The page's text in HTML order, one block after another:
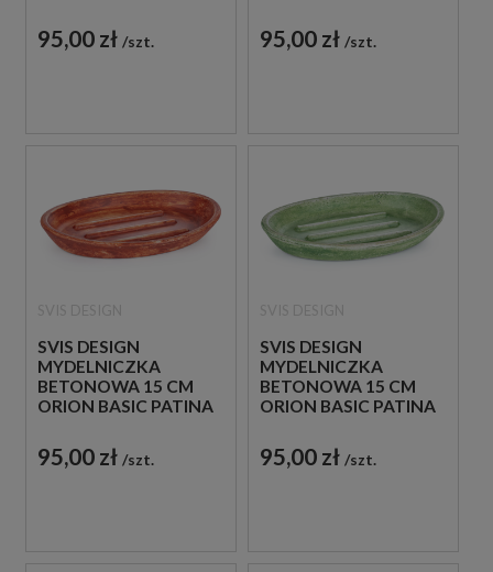
NIEBIESKA
95,00 zł szt. 95,00 zł szt.
SVIS DESIGN
MYDELNICZKA
BETONOWA 15 CM
ORION BASIC PATINA
95,00 zł szt.
SVIS DESIGN
MYDELNICZKA
BETONOWA 15 CM
ORION BASIC PATINA
95,00 zł szt.